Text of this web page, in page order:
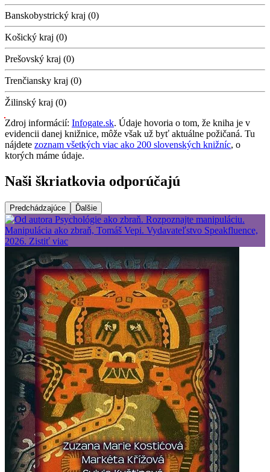
Banskobystrický kraj (0)
Košický kraj (0)
Prešovský kraj (0)
Trenčiansky kraj (0)
Žilinský kraj (0)
Zdroj informácií: Infogate.sk. Údaje hovoria o tom, že kniha je v
evidencii danej knižnice, môže však už byť aktuálne požičaná. Tu
nájdete zoznam všetkých viac ako 200 slovenských knižníc, o
ktorých máme údaje.
Naši škriatkovia odporúčajú
Predchádzajúce Ďalšie